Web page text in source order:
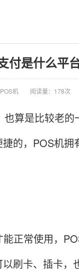
付是什么平
机 阅读量：178次
算是比较老
的，POS机拥
正常使用，
刷卡、插卡，